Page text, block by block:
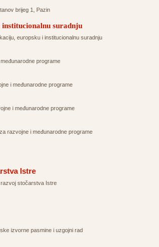
brijeg 1, Pazin
suradnju
europsku i institucionalnu suradnju
programe
i međunarodne programe
i međunarodne programe
razvojne i međunarodne programe
Istre
stočarstva Istre
izvorne pasmine i uzgojni rad